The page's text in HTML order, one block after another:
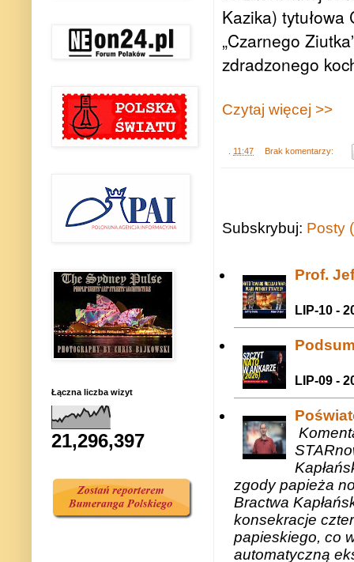
Kazika) tytułowa
„Czarnego
zdradzonego
Czytaj więcej >>
11:47 Brak komentarzy:
Subskrybuj: Posty
Prof.
LIP-10 -
LIP-09 -
zgody papieża
Bractwa
konsekracje
papieskiego, co
automatyczną
Łączna liczba wizyt
21,296,397